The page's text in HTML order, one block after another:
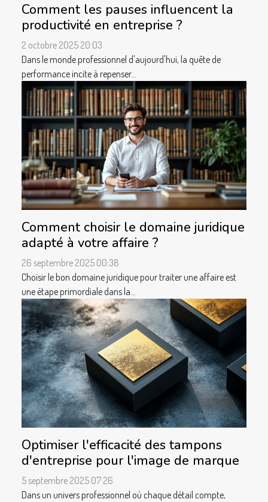
Comment les pauses influencent la
productivité en entreprise ?
2 octobre 2025 20:03
Dans le monde professionnel d'aujourd'hui, la quête de
performance incite à repenser...
Comment choisir le domaine juridique
adapté à votre affaire ?
26 septembre 2025 00:38
Choisir le bon domaine juridique pour traiter une affaire est
une étape primordiale dans la...
Optimiser l'efficacité des tampons
d'entreprise pour l'image de marque
5 septembre 2025 07:26
Dans un univers professionnel où chaque détail compte,